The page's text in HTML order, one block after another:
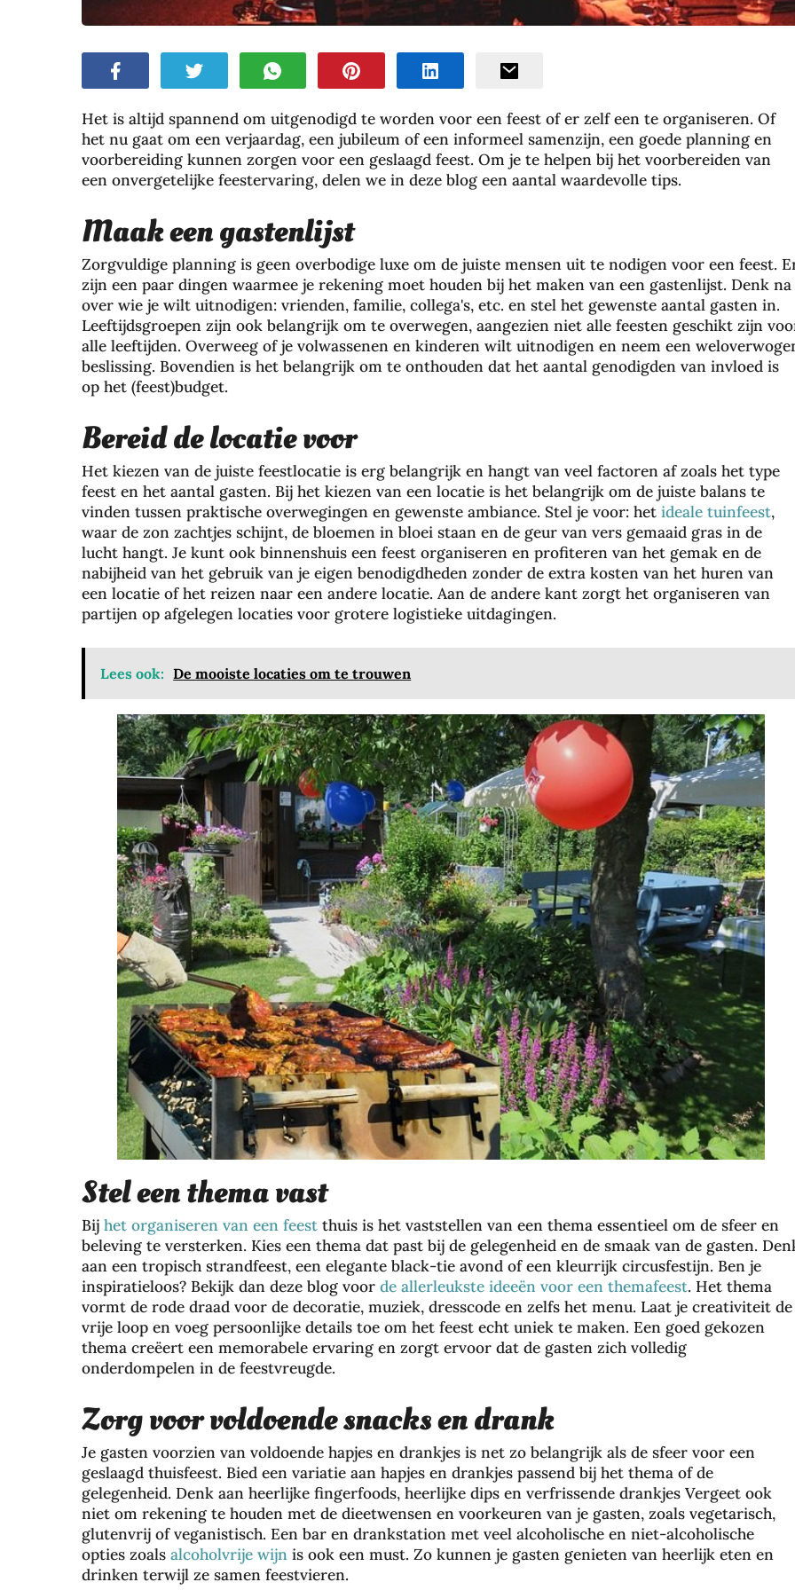
Het is altijd spannend om uitgenodigd te worden voor een feest of er zelf een te organiseren. Of
het nu gaat om een ​​verjaardag, een jubileum of een informeel samenzijn, een goede planning en
voorbereiding kunnen zorgen voor een geslaagd feest. Om je te helpen bij het voorbereiden van
een onvergetelijke feestervaring, delen we in deze blog een aantal waardevolle tips.
Maak een gastenlijst
Zorgvuldige planning is geen overbodige luxe om de juiste mensen uit te nodigen voor een feest.
zijn een paar dingen waarmee je rekening moet houden bij het maken van een gastenlijst. Denk na
over wie je wilt uitnodigen: vrienden, familie, collega's, etc. en stel het gewenste aantal gasten in.
Leeftijdsgroepen zijn ook belangrijk om te overwegen, aangezien niet alle feesten geschikt zijn
alle leeftijden. Overweeg of je volwassenen en kinderen wilt uitnodigen en neem een
beslissing. Bovendien is het belangrijk om te onthouden dat het aantal genodigden van invloed is
op het (feest)budget.
Bereid de locatie voor
Het kiezen van de juiste feestlocatie is erg belangrijk en hangt van veel factoren af ​​zoals het type
feest en het aantal gasten. Bij het kiezen van een locatie is het belangrijk om de juiste balans te
vinden tussen praktische overwegingen en gewenste ambiance. Stel je voor: het ideale tuinfeest,
waar de zon zachtjes schijnt, de bloemen in bloei staan en de geur van vers gemaaid gras in de
lucht hangt. Je kunt ook binnenshuis een feest organiseren en profiteren van het gemak en de
nabijheid van het gebruik van je eigen benodigdheden zonder de extra kosten van het huren van
een locatie of het reizen naar een andere locatie. Aan de andere kant zorgt het organiseren van
partijen op afgelegen locaties voor grotere logistieke uitdagingen.
Lees ook: De mooiste locaties om te trouwen
Stel een thema vast
Bij het organiseren van een feest thuis is het vaststellen van een thema essentieel om de sfeer en
beleving te versterken. Kies een thema dat past bij de gelegenheid en de smaak van de gasten.
aan een tropisch strandfeest, een elegante black-tie avond of een kleurrijk circusfestijn. Ben je
inspiratieloos? Bekijk dan deze blog voor de allerleukste ideeën voor een themafeest. Het thema
vormt de rode draad voor de decoratie, muziek, dresscode en zelfs het menu. Laat je creativiteit de
vrije loop en voeg persoonlijke details toe om het feest echt uniek te maken. Een goed gekozen
thema creëert een memorabele ervaring en zorgt ervoor dat de gasten zich volledig
onderdompelen in de feestvreugde.
Zorg voor voldoende snacks en drank
Je gasten voorzien van voldoende hapjes en drankjes is net zo belangrijk als de sfeer voor een
geslaagd thuisfeest. Bied een variatie aan hapjes en drankjes passend bij het thema of de
gelegenheid. Denk aan heerlijke fingerfoods, heerlijke dips en verfrissende drankjes Vergeet ook
niet om rekening te houden met de dieetwensen en voorkeuren van je gasten, zoals vegetarisch,
glutenvrij of veganistisch. Een bar en drankstation met veel alcoholische en niet-alcoholische
opties zoals alcoholvrije wijn is ook een must. Zo kunnen je gasten genieten van heerlijk eten en
drinken terwijl ze samen feestvieren.